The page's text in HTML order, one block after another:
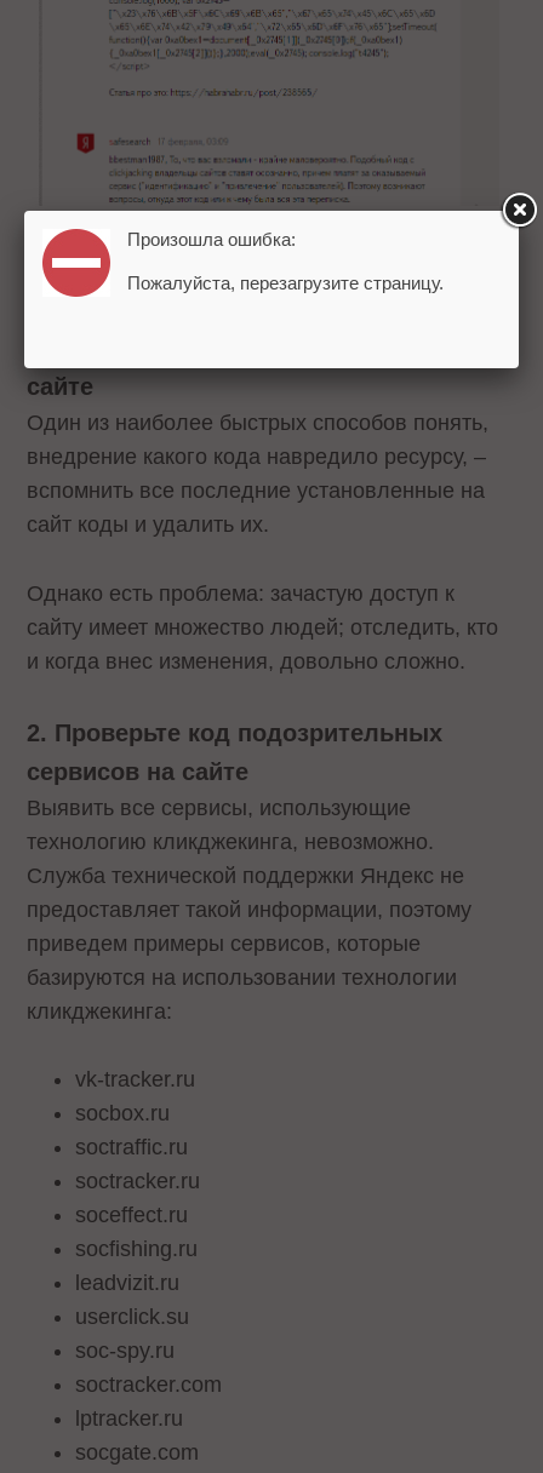
Как избавиться от санкций и
сайте
Один из наиболее быстрых способов понять,
внедрение какого кода навредило ресурсу, –
вспомнить все последние установленные на
сайт коды и удалить их.
Однако есть проблема: зачастую доступ к
сайту имеет множество людей; отследить, кто
и когда внес изменения, довольно сложно.
2. Проверьте код подозрительных
сервисов на сайте
Выявить все сервисы, использующие
технологию кликджекинга, невозможно.
Служба технической поддержки Яндекс не
предоставляет такой информации, поэтому
приведем примеры сервисов, которые
базируются на использовании технологии
кликджекинга:
vk-tracker.ru
socbox.ru
soctraffic.ru
soctracker.ru
soceffect.ru
socfishing.ru
leadvizit.ru
userclick.su
soc-spy.ru
soctracker.com
lptracker.ru
socgate.com
Произошла ошибка:
Пожалуйста, перезагрузите страницу.